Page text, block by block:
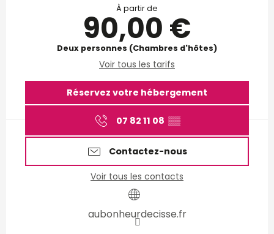
À partir de
90,00 €
Deux personnes (Chambres d'hôtes)
Voir tous les tarifs
Réservez votre hébergement
07 82 11 08 ▒▒
Contactez-nous
Voir tous les contacts
aubonheurdecisse.fr